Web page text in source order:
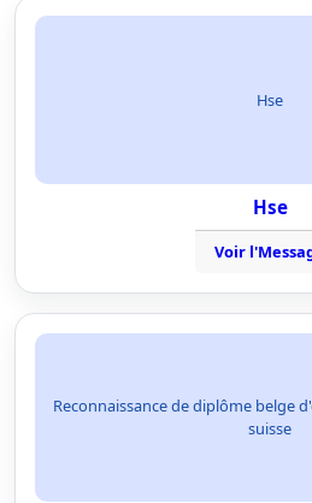
Hse
Hse
Voir
Reconnaissance de diplôme belge
suisse